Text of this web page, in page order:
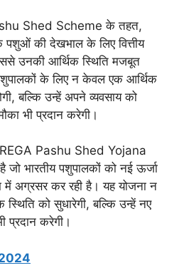
Shed Scheme के तहत,
की देखभाल के लिए वित्तीय
उनकी आर्थिक स्थिति मजबूत
के लिए न केवल एक आर्थिक
बल्कि उन्हें अपने व्यवसाय को
भी प्रदान करेगी।
Pashu Shed Yojana
जो भारतीय पशुपालकों को नई ऊर्जा
में अग्रसर कर रही है। यह योजना न
को सुधारेगी, बल्कि उन्हें नए
प्रदान करेगी।
2024